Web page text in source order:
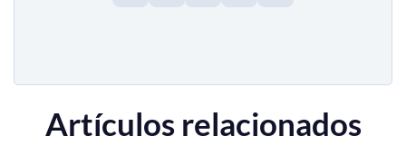
Artículos relacionados